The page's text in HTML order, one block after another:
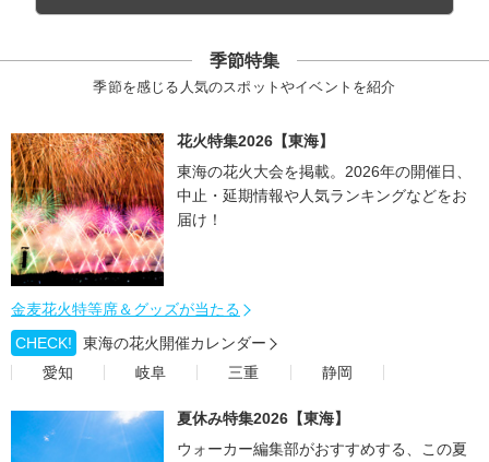
季節特集
季節を感じる人気のスポットやイベントを紹介
花火特集2026【東海】
東海の花火大会を掲載。2026年の開催日、
中止・延期情報や人気ランキングなどをお
届け！
金麦花火特等席＆グッズが当たる
CHECK!
東海の花火開催カレンダー
愛知
岐阜 三重 静岡
夏休み特集2026【東海】
ウォーカー編集部がおすすめする、この夏